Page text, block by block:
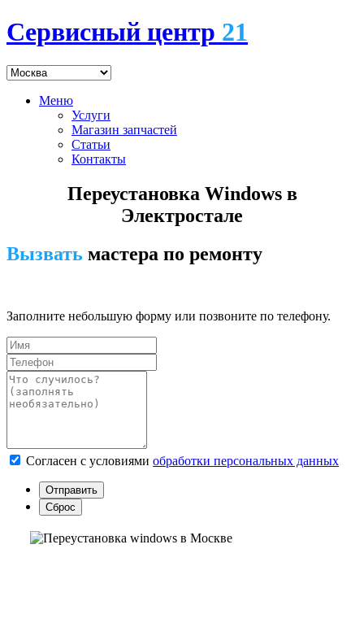
Сервисный центр 21
Меню
Услуги
Магазин запчастей
Статьи
Контакты
Переустановка Windows в
Электростале
Вызвать мастера по ремонту
Заполните небольшую форму или позвоните по телефону.
Согласен с условиями обработки персональных данных